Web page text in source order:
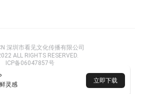
灵感
立即下载
深圳市看见文化传播有限公司
ALL RIGHTS RESERVED.
ICP备06047857号